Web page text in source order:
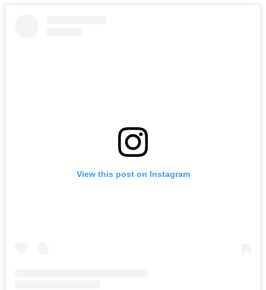
View this post on Instagram